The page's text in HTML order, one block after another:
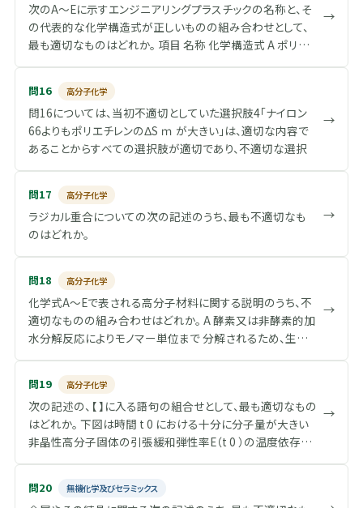
次のA～Eに示すエンジニアリングプラスチックの名称と、そ
の代表的な化学構造式が正しいものの組み合わせとして、
最も適切なものはどれか。 項目 名称 化学構造式 A ポリア
セタール B ポリフェニレンエーテル C ポリエーテルスルホン
D ポリエーテルエーテルケトン E ポリカーボネート
→
問16 高分子化学
問16については、当初不適切としていた選択肢4「ナイロン
66よりもポリエチレンのΔS ｍ が大きい」は、適切な内容で
あることからすべての選択肢が適切であり、不適切な選択
肢がなく正答が存在しないことから、当該問題を選択した受
験者全員に得点を与えられることとなりました。 次の記述の
下線部のうち、最も不適切なものはどれか。 ナイロン66の融
点がポリエチレンの融点よりも高いことを以下のように考察
した。それぞれの融点T m と融解エンタルピーΔH m は下表
に示したとおりである。高分子のT m とΔH m 及び融解エン
トロピーΔS m は次式により関係づけられる。
T_{m} = \Delta H_{m} / \Delta
Tm = ΔHm /ΔSm
この式から 1 融点はΔH m が大きいほど、ΔS m が小さいほ
ど高くなる ことがわかる。ここで、 2 ΔH m は分子間の凝集
エネルギーに関係し、ΔS m は分子鎖の剛直性と関係してい
る 。ポリエチレンは結晶状態から溶融状態に変化するとき、
3 伸びきっていた－CH 2 －連鎖が自由に屈曲できるように
なるため大きくエントロピーが変化し、ΔS m が大きな値とな
る ためにT m が低くなると考えられる。一方、ナイロン66は
水素結合性のアミド基を有していることから分子間凝集エ
ネルギーが大きく、融解の際に分子鎖を引き離すのに大きな
→
問17 高分子化学
ラジカル重合についての次の記述のうち、最も不適切なも
のはどれか。
→
問18 高分子化学
化学式A～Eで表される高分子材料に関する説明のうち、不
適切なものの組み合わせはどれか。 A 酵素又は非酵素的加
水分解反応によりモノマー単位まで 分解されるため、生分
解性プラスチックとして知られている。 B 水と強く相互作用
するため、これを三次元的に架橋した材料は高吸水性高分
子として利用されている。 C フェノールとホルムアルデヒド
から得られる熱硬化性樹脂であり、電気絶縁材料として利
用されている。 D 対候性に優れ、電気絶縁性と自己消火性
があるため、電線被覆材料として利用されている。 E 透明性
に優れ、水で膨潤する分子構造を持つため、ソフトコンタクト
レンズの材料として用いられる。
→
問19 高分子化学
次の記述の、【 】に入る語句の組合せとして、最も適切なもの
はどれか。 下図は時間 t 0 における十分に分子量が大きい
非晶性高分子固体の引張緩和弾性率E（t 0 ）の温度依存性
の模式図である。【 ア 】では高分子鎖のミクロブラウン運動
と凍結されていた分子のミクロブラウン運動が開始し、【 イ
→
問20 無機化学及びセラミックス